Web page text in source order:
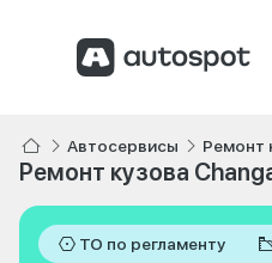
Автосервисы Ремонт
Ремонт кузова
ТО по регламенту